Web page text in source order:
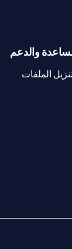
والدعم
الملفات